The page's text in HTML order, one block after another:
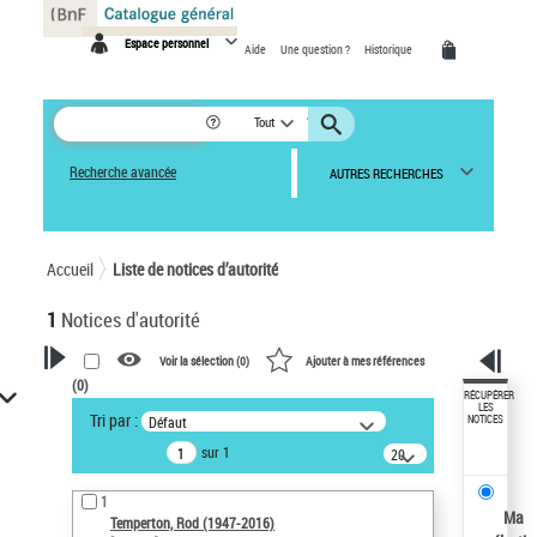
Espace personnel Aide Une question ? Historique
Tout
Recherche avancée AUTRES RECHERCHES
Accueil Liste de notices d’autorité
1 Notices d'autorité
VOTRE RECHERCHE
Recherche avancée dans les
notices d’autorité
Œuvres liées à l'auteur :
Temperton, Rod (1947-2016)
Voir la sélection (0) Ajouter à mes références
(0)
Tri par : Défaut
sur 1
20
résultats/page
1
Temperton, Rod (1947-2016)
RÉCUPÉRER
LES
NOTICES
Ma
Panneau de gestion des cookies